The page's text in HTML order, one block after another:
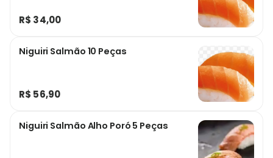
R$ 34,00
Niguiri Salmão 10 Peças
R$ 56,90
Niguiri Salmão Alho Poró 5 Peças